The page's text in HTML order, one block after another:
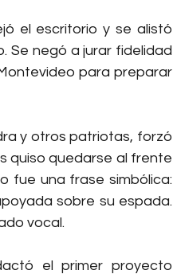
el escritorio y se alistó
Se negó a jurar fidelidad
para preparar
y otros patriotas, forzó
quiso quedarse al frente
fue una frase simbólica:
sobre su espada.
vocal.
el primer proyecto